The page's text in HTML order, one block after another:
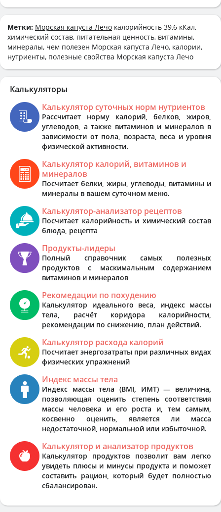
Метки: Морская капуста Лечо калорийность 39,6 кКал,
химический состав, питательная ценность, витамины,
минералы, чем полезен Морская капуста Лечо, калории,
нутриенты, полезные свойства Морская капуста Лечо
Калькуляторы
Калькулятор суточных норм нутриентов
Рассчитает норму калорий, белков, жиров,
углеводов, а также витаминов и минералов в
зависимости от пола, возраста, веса и уровня
физической активности.
Калькулятор калорий, витаминов и
минералов
Посчитает белки, жиры, углеводы, витамины и
минералы в вашем суточном меню.
Калькулятор-анализатор рецептов
Посчитает калорийность и химический состав
блюда, рецепта
Продукты-лидеры
Полный справочник самых полезных
продуктов с маскимальным содержанием
витаминов и минералов
Рекомедации по похудению
Калькулятор идеального веса, индекс массы
тела, расчёт коридора калорийности,
рекомендации по снижению, план действий.
Калькулятор расхода калорий
Посчитает энергозатраты при различных видах
физических упражнений
Индекс массы тела
Индекс массы тела (BMI, ИМТ) — величина,
позволяющая оценить степень соответствия
массы человека и его роста и, тем самым,
косвенно оценить, является ли масса
недостаточной, нормальной или избыточной.
Калькулятор и анализатор продуктов
Калькулятор продуктов позволит вам легко
увидеть плюсы и минусы продукта и поможет
составить рацион, который будет полностью
сбалансирован.